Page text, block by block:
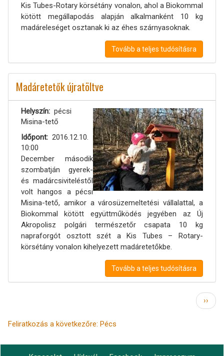
Kis Tubes-Rotary körsétány vonalon, ahol a Biokommal
kötött megállapodás alapján alkalmanként 10 kg
madáreleséget osztanak ki az éhes szárnyasoknak.
Tovább a teljes tudósításra
Madáretetők újratöltve
Helyszín
pécsi
Misina-tető
Időpont
2016.12.10.
10:00
December második
szombatján gyerek-
és madárcsiviteléstől
volt hangos a pécsi
Misina-tető, amikor a városüzemeltetési vállalattal, a
Biokommal kötött együttműködés jegyében az Új
Akropolisz polgári természetőr csapata 10 kg
napraforgót osztott szét a Kis Tubes – Rotary-
körsétány vonalon kihelyezett madáretetőkbe.
Tovább a teljes tudósításra
oldal
››
Feliratkozás a következőre: Pécs